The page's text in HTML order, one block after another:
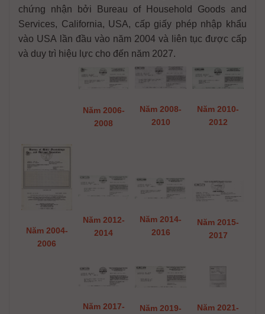
chứng nhận bởi Bureau of Household Goods and
Services, California, USA, cấp giấy phép nhập khẩu
vào USA lần đầu vào năm 2004 và liên tục được cấp
và duy trì hiệu lực cho đến năm 2027.
Năm 2004-
2006
Năm 2006-
2008
Năm 2008-
2010
Năm 2010-
2012
Năm 2012-
2014
Năm 2014-
2016
Năm 2015-
2017
Năm 2017-
Năm 2019-
Năm 2021-